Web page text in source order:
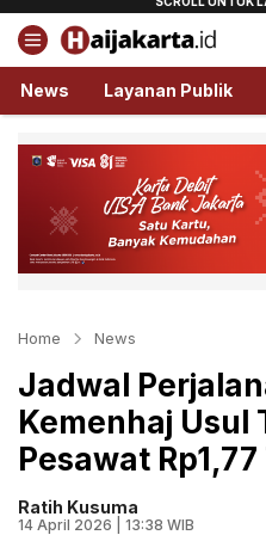
Haijakarta.id
Semua Tentang Jakarta
News Layanan Publik
Home News
Jadwal
Kemenhaj Usul
Pesawat
Ratih Kusuma
14 April 2026 | 13:38 WIB